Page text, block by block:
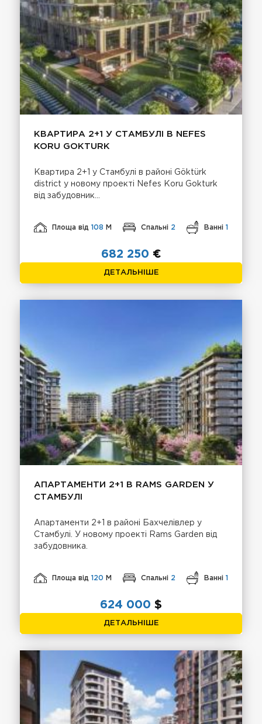
КВАРТИРА 2+1 У СТАМБУЛІ В NEFES
KORU GOKTURK
Квартира 2+1 у Стамбулі в районі Göktürk
district у новому проекті Nefes Koru Gokturk
від забудовник...
Площа від108 М Спальні 2 Ванні 1
682 250 €
ДЕТАЛЬНІШЕ
АПАРТАМЕНТИ 2+1 В RAMS GARDEN У
СТАМБУЛІ
Апартаменти 2+1 в районі Бахчелівлер у
Стамбулі. У новому проекті Rams Garden від
забудовника.
Площа від120 М Спальні 2 Ванні 1
624 000 $
ДЕТАЛЬНІШЕ